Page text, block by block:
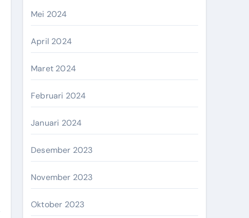
Mei 2024
April 2024
Maret 2024
Februari 2024
Januari 2024
Desember 2023
November 2023
Oktober 2023